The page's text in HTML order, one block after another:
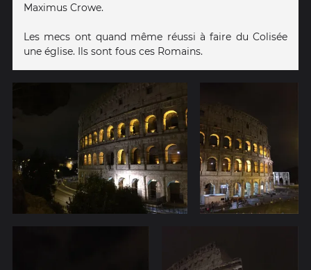
Maximus Crowe.
Les mecs ont quand même réussi à faire du Colisée
une église. Ils sont fous ces Romains.